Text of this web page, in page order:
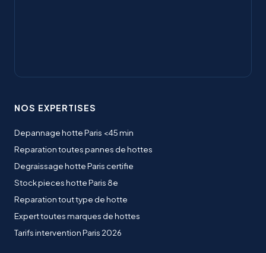
NOS EXPERTISES
Depannage hotte Paris <45 min
Reparation toutes pannes de hottes
Degraissage hotte Paris certifie
Stock pieces hotte Paris 8e
Reparation tout type de hotte
Expert toutes marques de hottes
Tarifs intervention Paris 2026